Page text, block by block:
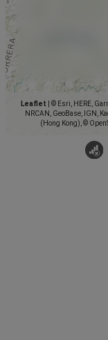
Leaflet
© Esri, HERE,
NRCAN, GeoBase, IGN,
(Hong Kong), ©